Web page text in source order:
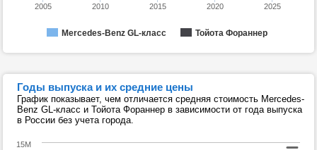
Mercedes-Benz GL-класс Тойота Фораннер
2005 2010 2015 2020 2025
Годы выпуска и их средние цены
График показывает, чем отличается средняя стоимость Mercedes-
Benz GL-класс и Тойота Фораннер в зависимости от года выпуска
в России без учета города.
15M